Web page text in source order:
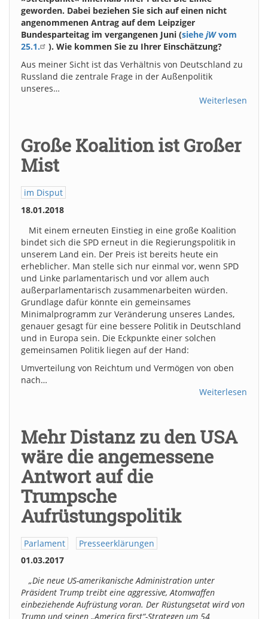
geworden. Dabei beziehen Sie sich auf einen nicht
angenommenen Antrag auf dem Leipziger
Bundesparteitag im vergangenen Juni (siehe jWvom
25.1.
). Wie kommen Sie zu Ihrer Einschätzung?
Aus meiner Sicht ist das Verhältnis von Deutschland zu
Russland die zentrale Frage in der Außenpolitik
unseres…
Weiterlesen
Große Koalition ist Großer
Mist
im Disput
18.01.2018
Mit einem erneuten Einstieg in eine große Koalition
bindet sich die SPD erneut in die Regierungspolitik in
unserem Land ein. Der Preis ist bereits heute ein
erheblicher. Man stelle sich nur einmal vor, wenn SPD
und Linke parlamentarisch und vor allem auch
außerparlamentarisch zusammenarbeiten würden.
Grundlage dafür könnte ein gemeinsames
Minimalprogramm zur Veränderung unseres Landes,
genauer gesagt für eine bessere Politik in Deutschland
und in Europa sein. Die Eckpunkte einer solchen
gemeinsamen Politik liegen auf der Hand:
Umverteilung von Reichtum und Vermögen von oben
nach…
Weiterlesen
Mehr Distanz zu den USA
wäre die angemessene
Antwort auf die
Trumpsche
Aufrüstungspolitik
Parlament
Presseerklärungen
01.03.2017
„Die neue US-amerikanische Administration unter
Präsident Trump treibt eine aggressive, Atomwaffen
einbeziehende Aufrüstung voran. Der Rüstungsetat wird von
Trump und seinen „America first“-Strategen um 54